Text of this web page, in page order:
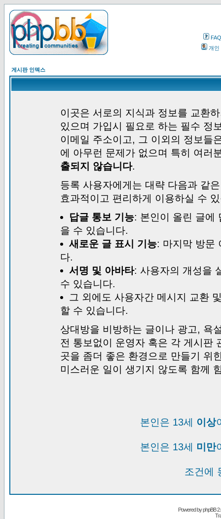
FAQ
개인
게시판 인덱스
이곳은 서로의 지식과 정보를 교환
있으며 가입시 필요로 하는 필수 정
이메일 주소이고, 그 이외의 정보들
에 아무런 문제가 없으며 특히 여러
출되지 않습니다.
등록 사용자에게는 대략 다음과 같
효과적이고 편리하게 이용하실 수
답글 통보 기능: 본인이 올린 글에
을 수 있습니다.
새로운 글 표시 기능: 마지막 방문
다.
서명 및 아바타: 사용자의 개성을
수 있습니다.
그 외에도 사용자간 메시지 교환
할 수 있습니다.
상대방을 비방하는 글이나 광고, 욕
전 통보없이 운영자 혹은 각 게시판
곳을 좀더 좋은 환경으로 만들기 위
미스러운 일이 생기지 않도록 함께
본인은 13세 이상
본인은 13세 미만
조건에
Powered byphpBB